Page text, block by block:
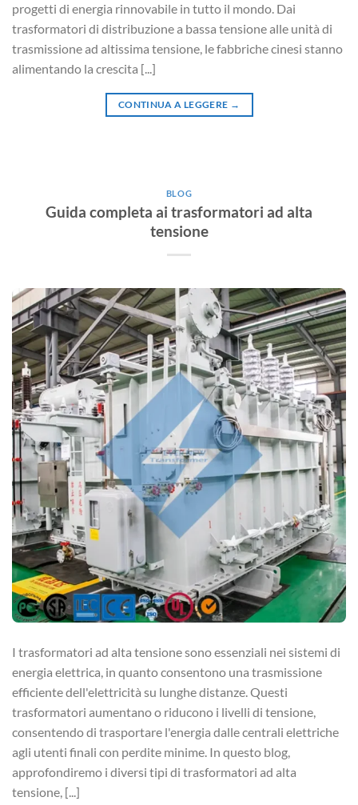
progetti di energia rinnovabile in tutto il mondo. Dai
trasformatori di distribuzione a bassa tensione alle unità di
trasmissione ad altissima tensione, le fabbriche cinesi stanno
alimentando la crescita [...]
CONTINUA A LEGGERE →
BLOG
Guida completa ai trasformatori ad alta
tensione
I trasformatori ad alta tensione sono essenziali nei sistemi di
energia elettrica, in quanto consentono una trasmissione
efficiente dell'elettricità su lunghe distanze. Questi
trasformatori aumentano o riducono i livelli di tensione,
consentendo di trasportare l'energia dalle centrali elettriche
agli utenti finali con perdite minime. In questo blog,
approfondiremo i diversi tipi di trasformatori ad alta
tensione, [...]